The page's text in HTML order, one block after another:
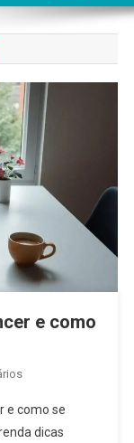
digital.
e como
Em
Que
Faz
e como se
dicas